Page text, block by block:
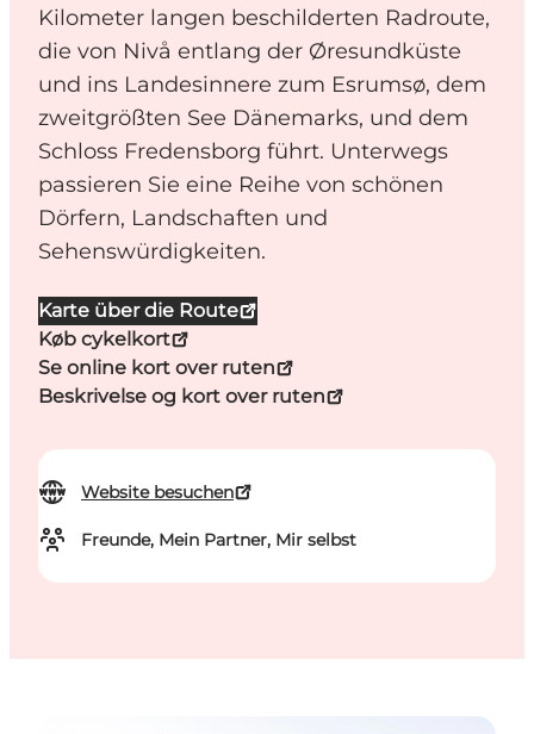
Kilometer langen beschilderten Radroute,
die von Nivå entlang der Øresundküste
und ins Landesinnere zum Esrumsø, dem
zweitgrößten See Dänemarks, und dem
Schloss Fredensborg führt. Unterwegs
passieren Sie eine Reihe von schönen
Dörfern, Landschaften und
Sehenswürdigkeiten.
Karte über die Route
Køb cykelkort
Se online kort over ruten
Beskrivelse og kort over ruten
Website besuchen
Freunde, Mein Partner, Mir selbst